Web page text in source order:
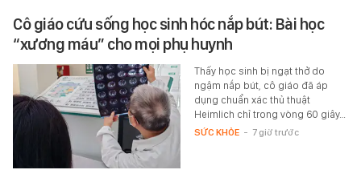
Cô giáo cứu sống học sinh hóc nắp bút: Bài học
“xương máu” cho mọi phụ huynh
Thấy học sinh bị ngạt thở do
ngậm nắp bút, cô giáo đã áp
dụng chuẩn xác thủ thuật
Heimlich chỉ trong vòng 60 giây…
SỨC KHỎE - 7 giờ trước